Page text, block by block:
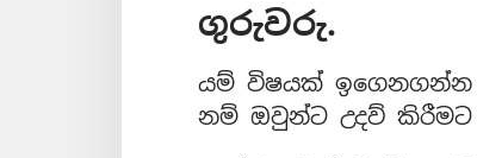
ගුරුවරු.
යම් විෂයක් ඉගෙනගන්න
නම් ඔවුන්ට උදව්